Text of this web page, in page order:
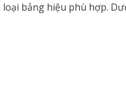
bảng hiệu phù hợp.